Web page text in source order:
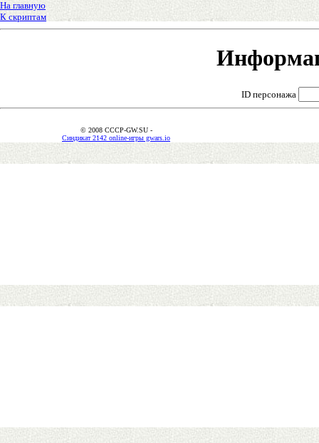
На главную
К скриптам
ID персонажа
© 2008 CCCP-GW.SU -
Синдикат 2142 online-игры gwars.io